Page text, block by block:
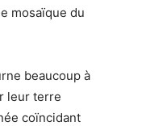
mosaïque du
beaucoup à
leur terre
coïncidant